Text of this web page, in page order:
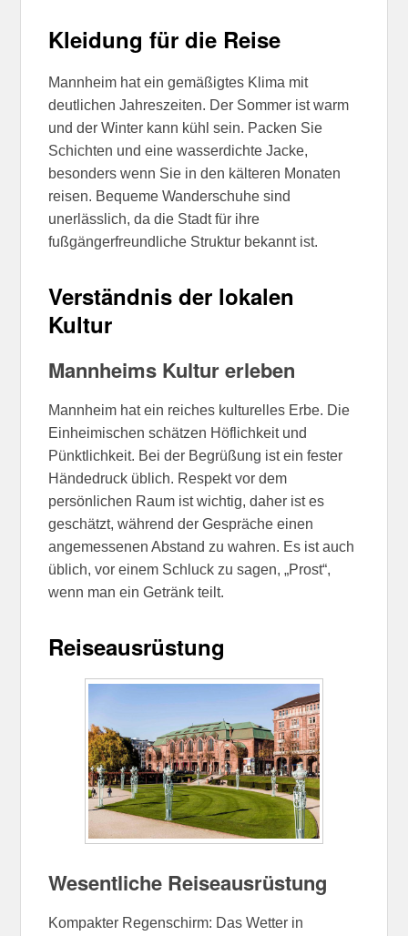
Kleidung für die Reise
Mannheim hat ein gemäßigtes Klima mit
deutlichen Jahreszeiten. Der Sommer ist warm
und der Winter kann kühl sein. Packen Sie
Schichten und eine wasserdichte Jacke,
besonders wenn Sie in den kälteren Monaten
reisen. Bequeme Wanderschuhe sind
unerlässlich, da die Stadt für ihre
fußgängerfreundliche Struktur bekannt ist.
Verständnis der lokalen
Kultur
Mannheims Kultur erleben
Mannheim hat ein reiches kulturelles Erbe. Die
Einheimischen schätzen Höflichkeit und
Pünktlichkeit. Bei der Begrüßung ist ein fester
Händedruck üblich. Respekt vor dem
persönlichen Raum ist wichtig, daher ist es
geschätzt, während der Gespräche einen
angemessenen Abstand zu wahren. Es ist auch
üblich, vor einem Schluck zu sagen, „Prost“,
wenn man ein Getränk teilt.
Reiseausrüstung
Wesentliche Reiseausrüstung
Kompakter Regenschirm: Das Wetter in